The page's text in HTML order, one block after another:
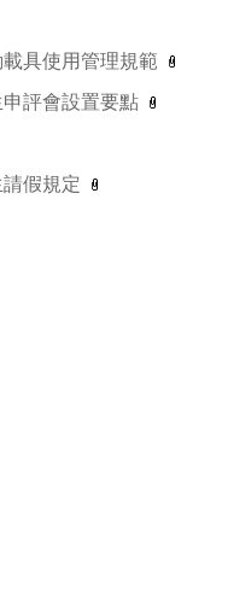
具使用管理規範
評會設置要點
假規定